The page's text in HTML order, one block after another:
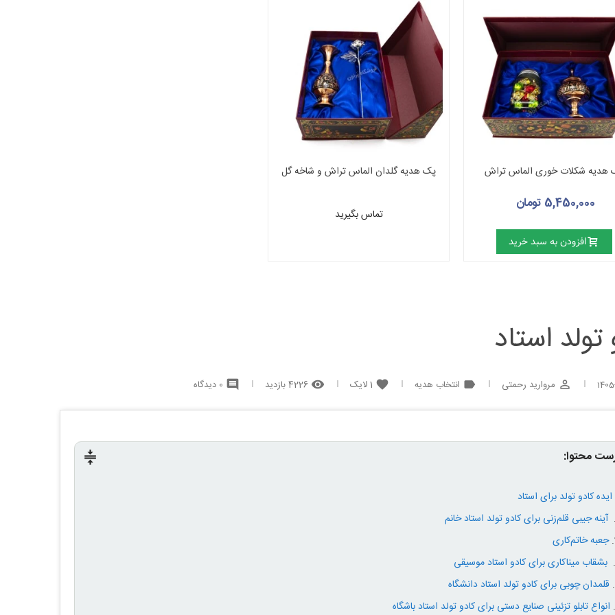
هدیه شکلات خوری الماس تراش
5,450,000 تومان
افزودن به سبد خرید
پک هدیه گلدان الماس تراش و شاخه گل
تماس بگیرید
تولد استاد
perm_identity مروارید رحمتی label انتخاب هدیه favorite
1لایک remove_red_eye 4226 بازدید comment 0 دیدگاه
compress محتوا:
ایده کادو تولد برای استاد
آینه جیبی قلم‌زنی برای کادو تولد استاد خانم
جعبه خاتم‌کاری
بشقاب میناکاری برای کادو استاد موسیقی
قلمدان چوبی برای کادو تولد استاد دانشگاه
انواع تابلو تزئینی صنایع دستی برای کادو تولد استاد باشگاه